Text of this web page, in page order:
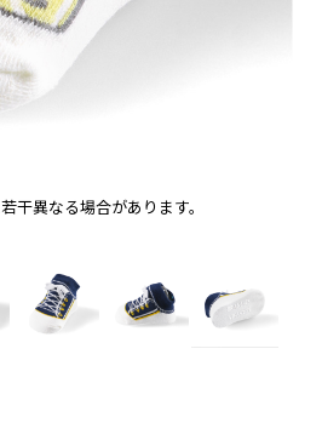
異なる場合があります。